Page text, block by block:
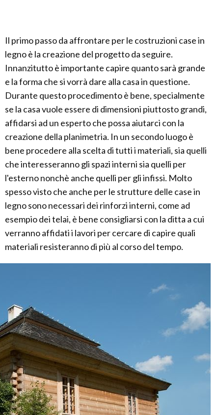
Il primo passo da affrontare per le costruzioni case in
legno è la creazione del progetto da seguire.
Innanzitutto è importante capire quanto sarà grande
e la forma che si vorrà dare alla casa in questione.
Durante questo procedimento è bene, specialmente
se la casa vuole essere di dimensioni piuttosto grandi,
affidarsi ad un esperto che possa aiutarci con la
creazione della planimetria. In un secondo luogo è
bene procedere alla scelta di tutti i materiali, sia quelli
che interesseranno gli spazi interni sia quelli per
l'esterno nonchè anche quelli per gli infissi. Molto
spesso visto che anche per le strutture delle case in
legno sono necessari dei rinforzi interni, come ad
esempio dei telai, è bene consigliarsi con la ditta a cui
verranno affidati i lavori per cercare di capire quali
materiali resisteranno di più al corso del tempo.